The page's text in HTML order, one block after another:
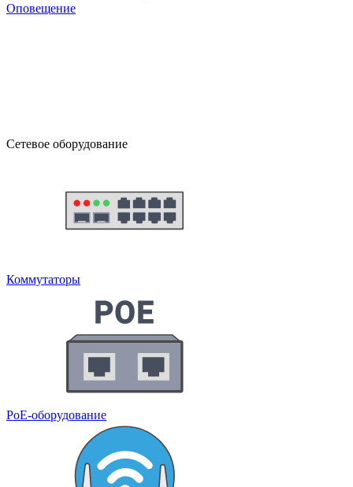
Оповещение
Сетевое оборудование
Коммутаторы
PoE-оборудование